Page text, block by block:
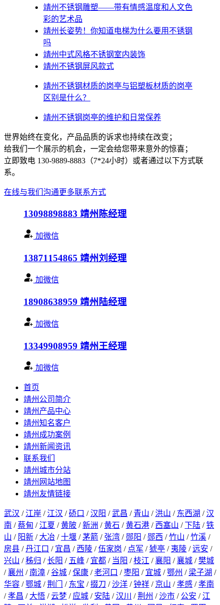
靖州不锈钢雕塑——带有情感温度和人文色
彩的艺术品
靖州​长姿势！你知道电梯为什么要用不锈钢
吗
靖州中式风格不锈钢室内装饰
靖州不锈钢屏风款式
靖州不锈钢材质的岗亭与铝塑板材质的岗亭
区别是什么？
靖州不锈钢岗亭的维护和日常保养
世界始终在变化，产品品质的诉求也持续在改变；
给我们一个展示的机会，一定会给您带来意外的惊喜；
立即致电 130-9889-8883（7*24小时）或者通过以下方式联
系。
在线与我们沟通更多联系方式
13098898883 靖州陈经理
加微信
13871154865 靖州刘经理
加微信
18908638959 靖州陆经理
加微信
13349908959 靖州王经理
加微信
首页
靖州公司简介
靖州产品中心
靖州知名客户
靖州成功案例
靖州新闻资讯
联系我们
靖州城市分站
靖州网站地图
靖州友情链接
武汉 / 江岸 / 江汉 /硚口 /汉阳 /武昌 / 青山 / 洪山 / 东西湖 /汉
南 /蔡甸 / 江夏 /黄陂 /新洲 /黄石 /黄石港 / 西塞山 /下陆 /铁
山 / 阳新 / 大冶 /十堰 /茅箭 / 张湾 / 郧阳 / 郧西 /竹山 /竹溪 /
房县 /丹江口 / 宜昌 / 西陵 /伍家岗 / 点军 /猇亭 / 夷陵 /远安 /
兴山 /秭归 /长阳 / 五峰 / 宜都 / 当阳 /枝江 /襄阳 /襄城 /樊城
/襄州 / 南漳 /谷城 /保康 /老河口 /枣阳 / 宜城 /鄂州 / 梁子湖 /
华容 /鄂城 /荆门 / 东宝 /掇刀 /沙洋 /钟祥 / 京山 /孝感 /孝南
/孝昌 / 大悟 /云梦 / 应城 / 安陆 /汉川 /荆州 /沙市 / 公安 / 江